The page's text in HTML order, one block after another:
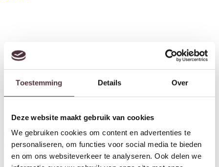
Toestemming Details Over
Deze website maakt gebruik van cookies
We gebruiken cookies om content en advertenties te
personaliseren, om functies voor social media te bieden
en om ons websiteverkeer te analyseren. Ook delen we
Tower Living eettafel Aura
deens ovaal 200x100x76 cm
naturel acacia
Tower Living eettafel Aura
200x100x76 cm naturel acacia
€779,00